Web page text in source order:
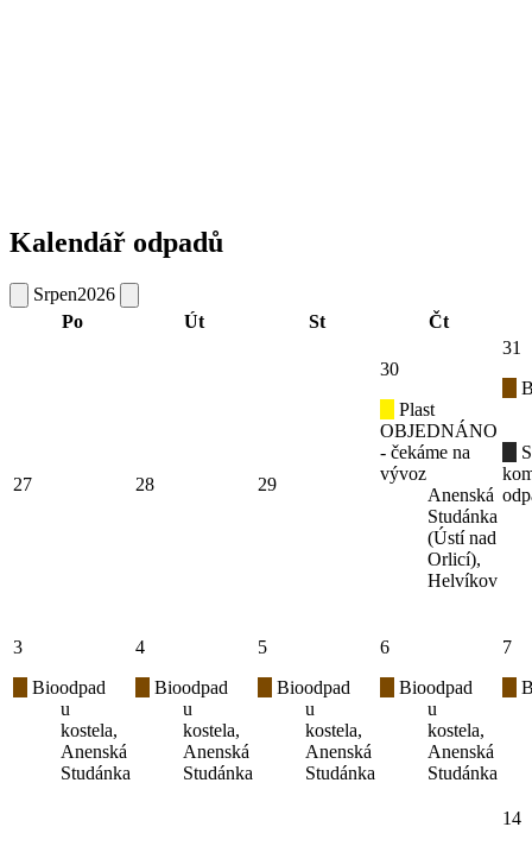
Kalendář odpadů
Srpen2026
Po
Út St Čt
27 28 29
30
Plast
OBJEDNÁNO
- čekáme na
vývoz
Anenská
Studánka
(Ústí nad
Orlicí),
Helvíkov
31
3
Bioodpad
u
kostela,
Anenská
Studánka
4
Bioodpad
u
kostela,
Anenská
Studánka
5
Bioodpad
u
kostela,
Anenská
Studánka
6
Bioodpad
u
kostela,
Anenská
Studánka
7
14